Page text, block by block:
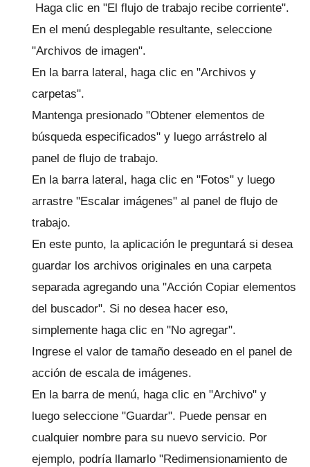
Haga clic en "El flujo de trabajo recibe corriente".
En el menú desplegable resultante, seleccione
"Archivos de imagen".
En la barra lateral, haga clic en "Archivos y
carpetas".
Mantenga presionado "Obtener elementos de
búsqueda especificados" y luego arrástrelo al
panel de flujo de trabajo.
En la barra lateral, haga clic en "Fotos" y luego
arrastre "Escalar imágenes" al panel de flujo de
trabajo.
En este punto, la aplicación le preguntará si desea
guardar los archivos originales en una carpeta
separada agregando una "Acción Copiar elementos
del buscador". Si no desea hacer eso,
simplemente haga clic en "No agregar".
Ingrese el valor de tamaño deseado en el panel de
acción de escala de imágenes.
En la barra de menú, haga clic en "Archivo" y
luego seleccione "Guardar". Puede pensar en
cualquier nombre para su nuevo servicio. Por
ejemplo, podría llamarlo "Redimensionamiento de